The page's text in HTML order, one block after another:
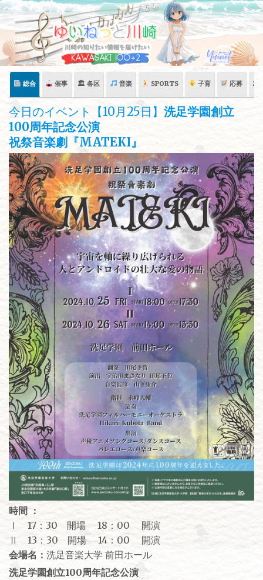
Skip
content
総合 催事 🏛 各区 音楽 SPORTS 子育 応募 🏛
今日のイベント【10月25日】 洗足学園創立
100周年記念公演
祝祭音楽劇『MATEKI』
時間 ：
Ⅰ 17：30 開場 18：00 開演
Ⅱ 13：30 開場 14：00 開演
会場名： 洗足音楽大学 前田ホール
洗足学園創立100周年記念公演